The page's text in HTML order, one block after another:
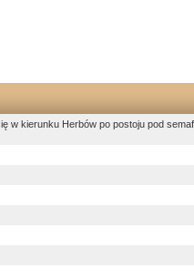
kierunku Herbów po postoju pod